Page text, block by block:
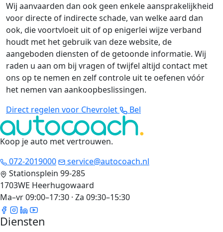
Wij aanvaarden dan ook geen enkele aansprakelijkheid
voor directe of indirecte schade, van welke aard dan
ook, die voortvloeit uit of op enigerlei wijze verband
houdt met het gebruik van deze website, de
aangeboden diensten of de getoonde informatie. Wij
raden u aan om bij vragen of twijfel altijd contact met
ons op te nemen en zelf controle uit te oefenen vóór
het nemen van aankoopbeslissingen.
Direct regelen voor Chevrolet
Bel
Koop je auto met vertrouwen.
072-2019000
service@autocoach.nl
Stationsplein 99-285
1703WE Heerhugowaard
Ma–vr 09:00–17:30 · Za 09:30–15:30
Diensten